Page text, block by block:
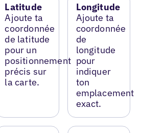
Latitude
Ajoute ta
coordonnée
de latitude
pour un
positionnement
précis sur
la carte.
Longitude
Ajoute ta
coordonnée
de
longitude
pour
indiquer
ton
emplacement
exact.